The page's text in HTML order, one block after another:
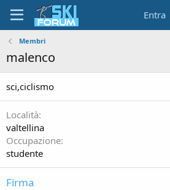
Entra
Membri
malenco
sci,ciclismo
Località
valtellina
Occupazione
studente
Firma